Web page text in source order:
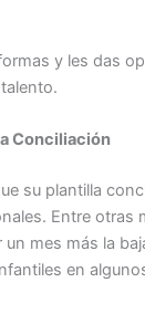
y les das
Conciliación
su plantilla
Entre otras
mes más la
en